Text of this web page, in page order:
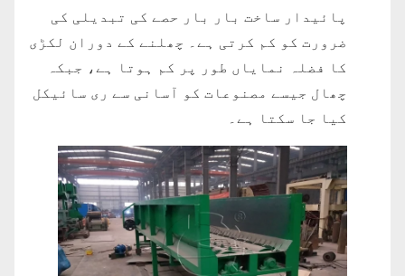
پائیدار ساخت بار بار حصے کی تبدیلی کی
ضرورت کو کم کرتی ہے۔ چھلنے کے دوران لکڑی
کا فضلہ نمایاں طور پر کم ہوتا ہے، جبکہ
چھال جیسے مصنوعات کو آسانی سے ری سائیکل
کیا جا سکتا ہے۔